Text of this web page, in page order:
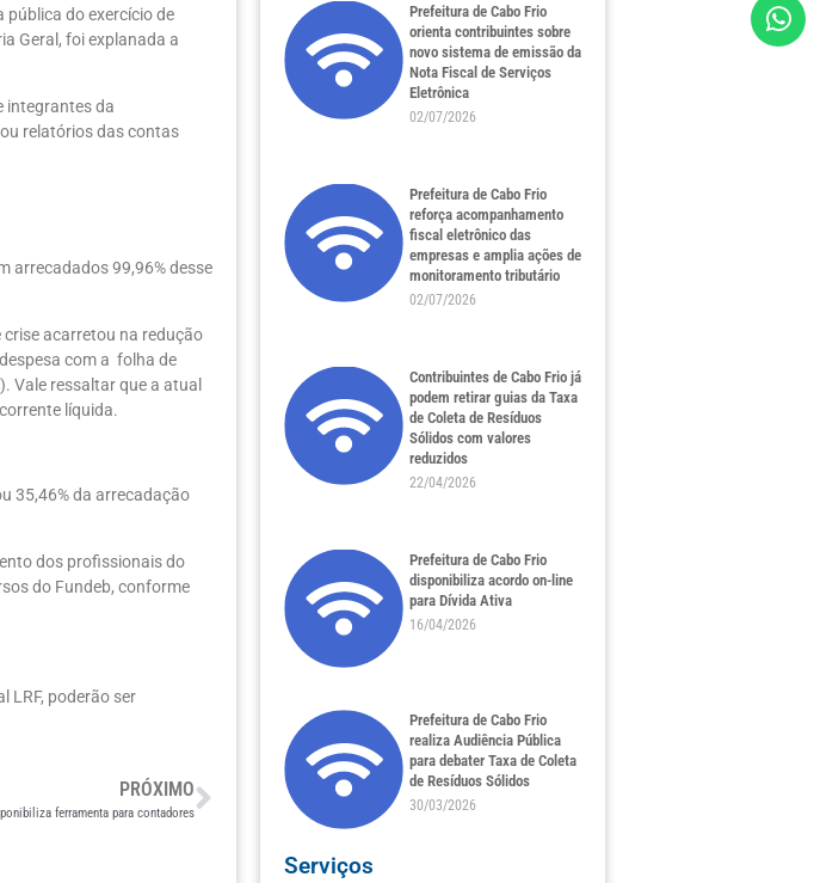
pública do exercício de
Geral, foi explanada a
integrantes da
relatórios das contas
arrecadados 99,96% desse
acarretou na redução
com a folha de
Vale ressaltar que a atual
líquida.
35,46% da arrecadação
dos profissionais do
do Fundeb, conforme
LRF, poderão ser
PRÓXIMO
ferramenta para contadores
Prefeitura de Cabo Frio
orienta contribuintes sobre
novo sistema de emissão da
Nota Fiscal de Serviços
Eletrônica
02/07/2026
Prefeitura de Cabo Frio
reforça acompanhamento
fiscal eletrônico das
empresas e amplia ações de
monitoramento tributário
02/07/2026
Contribuintes de Cabo Frio já
podem retirar guias da Taxa
de Coleta de Resíduos
Sólidos com valores
reduzidos
22/04/2026
Prefeitura de Cabo Frio
disponibiliza acordo on-line
para Dívida Ativa
16/04/2026
Prefeitura de Cabo Frio
realiza Audiência Pública
para debater Taxa de Coleta
de Resíduos Sólidos
30/03/2026
Serviços